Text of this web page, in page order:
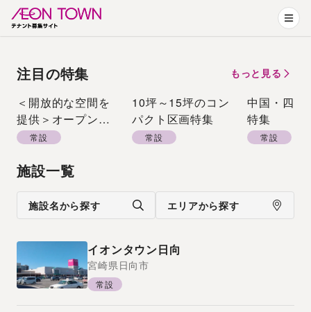
注目の特集 もっと見る
＜開放的な空間を
提供＞オープンエ
アーモール特集
常設
10坪～15坪のコン
パクト区画特集
常設
中国・四国
特集
常設
施設一覧
施設名から探す エリアから探す
イオンタウン日向
宮崎県日向市
常設